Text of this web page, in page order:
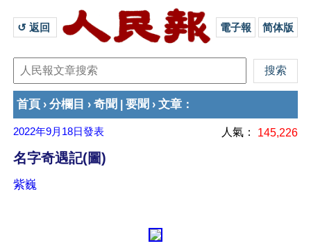
↺ 返回 電子報 简体版
首頁 › 分欄目 › 奇聞 要聞 › 文章 ：
2022年9月18日發表 人氣： 145,226
名字奇遇記(圖)
紫巍